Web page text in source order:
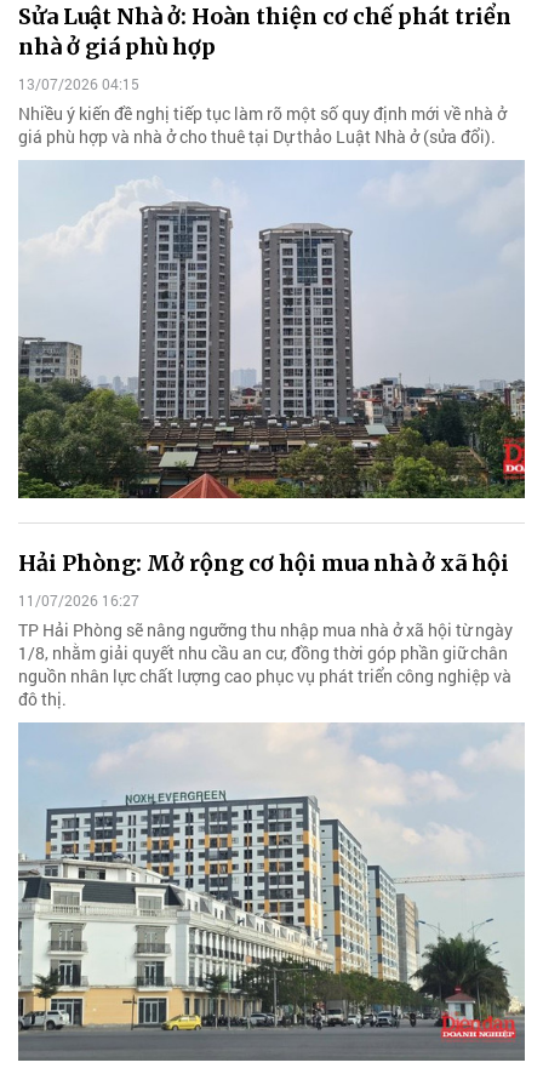
Sửa Luật Nhà ở: Hoàn thiện cơ chế phát triển
nhà ở giá phù hợp
13/07/2026 04:15
Nhiều ý kiến đề nghị tiếp tục làm rõ một số quy định mới về nhà ở
giá phù hợp và nhà ở cho thuê tại Dự thảo Luật Nhà ở (sửa đổi).
Hải Phòng: Mở rộng cơ hội mua nhà ở xã hội
11/07/2026 16:27
TP Hải Phòng sẽ nâng ngưỡng thu nhập mua nhà ở xã hội từ ngày
1/8, nhằm giải quyết nhu cầu an cư, đồng thời góp phần giữ chân
nguồn nhân lực chất lượng cao phục vụ phát triển công nghiệp và
đô thị.